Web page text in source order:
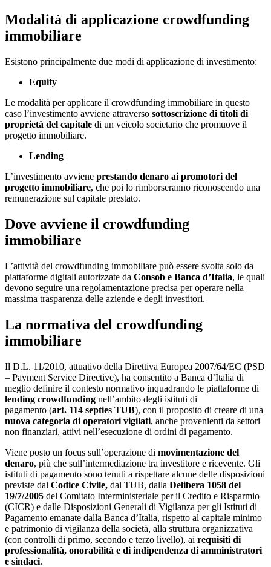
Modalità di applicazione crowdfunding
immobiliare
Esistono principalmente due modi di applicazione di investimento:
Equity
Le modalità per applicare il crowdfunding immobiliare in questo
caso l’investimento avviene attraverso sottoscrizione di titoli di
proprietà del capitale di un veicolo societario che promuove il
progetto immobiliare.
Lending
L’investimento avviene prestando denaro ai promotori del
progetto immobiliare, che poi lo rimborseranno riconoscendo una
remunerazione sul capitale prestato.
Dove avviene il crowdfunding
immobiliare
L’attività del crowdfunding immobiliare può essere svolta solo da
piattaforme digitali autorizzate da Consob e Banca d’Italia, le quali
devono seguire una regolamentazione precisa per operare nella
massima trasparenza delle aziende e degli investitori.
La normativa del crowdfunding
immobiliare
Il D.L. 11/2010, attuativo della Direttiva Europea 2007/64/EC (PSD
– Payment Service Directive), ha consentito a Banca d’Italia di
meglio definire il contesto normativo inquadrando le piattaforme di
lending crowdfunding nell’ambito degli istituti di
pagamento (art. 114 septies TUB), con il proposito di creare di una
nuova categoria di operatori vigilati, anche provenienti da settori
non finanziari, attivi nell’esecuzione di ordini di pagamento.
Viene posto un focus sull’operazione di movimentazione del
denaro, più che sull’intermediazione tra investitore e ricevente. Gli
istituti di pagamento sono tenuti a rispettare alcune delle disposizioni
previste dal Codice Civile, dal TUB, dalla Delibera 1058 del
19/7/2005 del Comitato Interministeriale per il Credito e Risparmio
(CICR) e dalle Disposizioni Generali di Vigilanza per gli Istituti di
Pagamento emanate dalla Banca d’Italia, rispetto al capitale minimo
e patrimonio di vigilanza della società, alla struttura organizzativa
(con controlli di primo, secondo e terzo livello), ai requisiti di
professionalità, onorabilità e di indipendenza di amministratori
e sindaci.